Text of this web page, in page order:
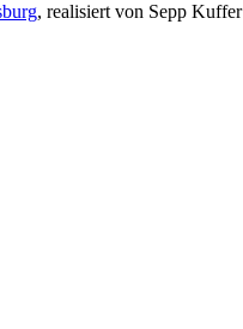
, realisiert von Sepp Kuffer